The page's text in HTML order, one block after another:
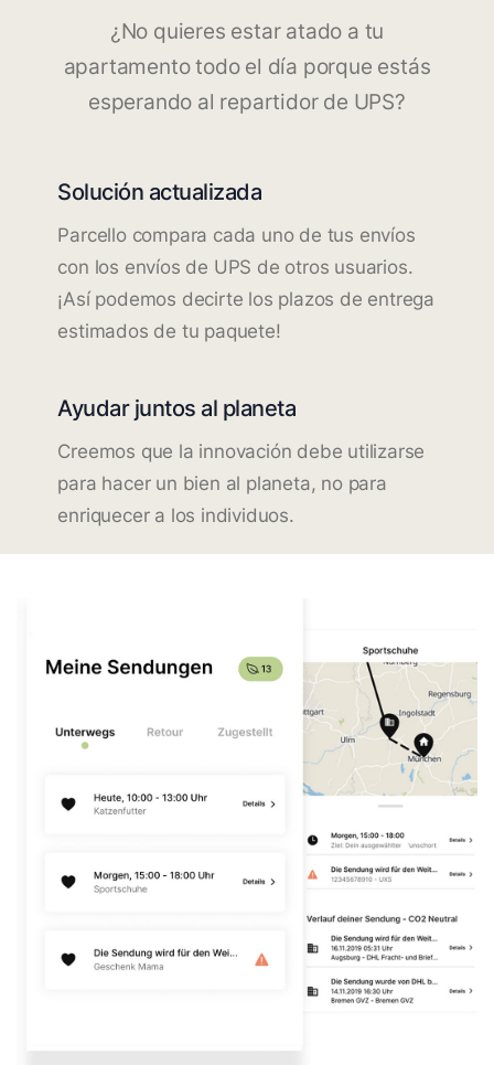
¿No quieres estar atado a tu
apartamento todo el día porque estás
esperando al repartidor de UPS?
Solución actualizada
Parcello compara cada uno de tus envíos
con los envíos de UPS de otros usuarios.
¡Así podemos decirte los plazos de entrega
estimados de tu paquete!
Ayudar juntos al planeta
Creemos que la innovación debe utilizarse
para hacer un bien al planeta, no para
enriquecer a los individuos.